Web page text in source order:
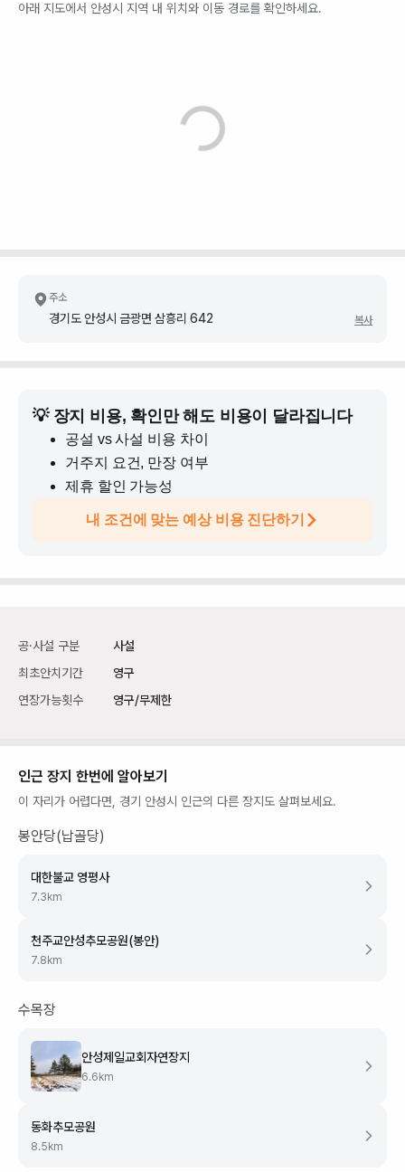
아래 지도에서 안성시 지역 내 위치와 이동 경로를 확인하세요.
주소
경기도 안성시 금광면 삼흥리 642 복사
💡 장지 비용, 확인만 해도 비용이 달라집니다
공설 vs 사설 비용 차이
거주지 요건, 만장 여부
제휴 할인 가능성
내 조건에 맞는 예상 비용 진단하기
공·사설 구분
사설
최초안치기간
영구
연장가능횟수
영구/무제한
인근 장지 한번에 알아보기
이 자리가 어렵다면, 경기 안성시 인근의 다른 장지도 살펴보세요.
봉안당(납골당)
대한불교 영평사
7.3 km
천주교안성추모공원(봉안)
7.8 km
수목장
안성제일교회자연장지
6.6 km
동화추모공원
8.5 km